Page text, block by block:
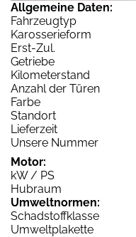
Allgemeine Daten:
Fahrzeugtyp
Karosserieform
Erst-Zul.
Getriebe
Kilometerstand
Anzahl der Türen
Farbe
Standort
Lieferzeit
Unsere Nummer
Motor:
kW / PS
Hubraum
Umweltnormen:
Schadstoffklasse
Umweltplakette